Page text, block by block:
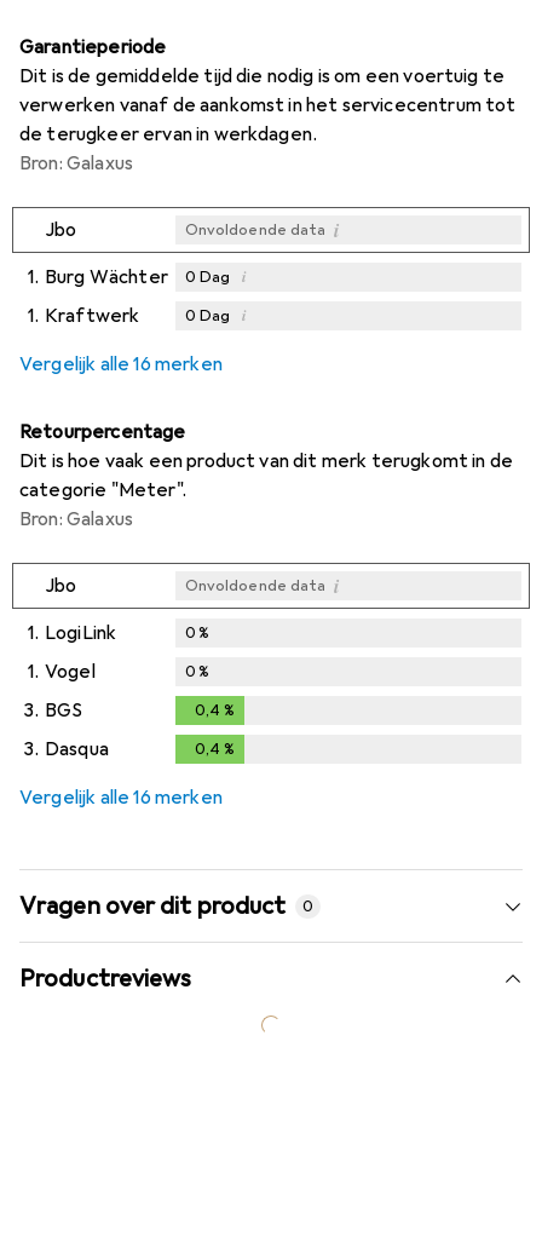
Garantieperiode
Dit is de gemiddelde tijd die nodig is om een voertuig te
verwerken vanaf de aankomst in het servicecentrum tot
de terugkeer ervan in werkdagen.
Bron: Galaxus
Jbo Onvoldoende data i
1. Burg Wächter 0 Dag i
1. Kraftwerk 0 Dag i
Vergelijk alle 16 merken
Retourpercentage
Dit is hoe vaak een product van dit merk terugkomt in de
categorie "Meter".
Bron: Galaxus
Jbo Onvoldoende data i
1. LogiLink 0%
1. Vogel 0%
3. BGS 0,4 %
3. Dasqua 0,4 %
Vergelijk alle 16 merken
Vragen over dit product 0
Productreviews